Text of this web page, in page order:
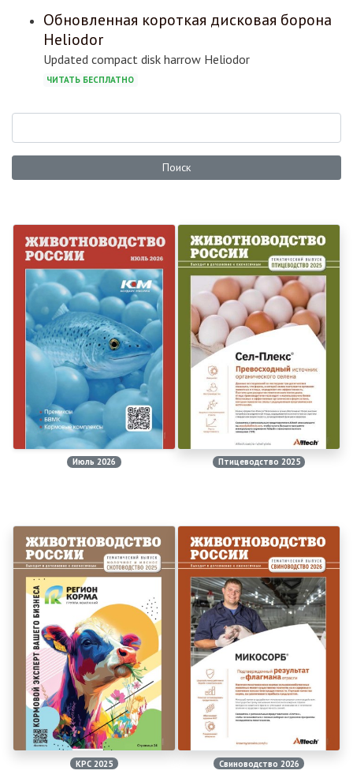
Обновленная короткая дисковая борона
Heliodor
Updated compact disk harrow Heliodor
ЧИТАТЬ БЕСПЛАТНО
Поиск
Июль 2026 Птицеводство 2025
КРС 2025 Свиноводство 2026